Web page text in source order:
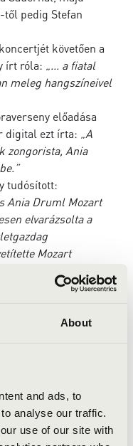
About
and ads, to
analyse our traffic.
use of our site with
pedig Stefan
koncertjét követően a
írt róla: „... a fiatal
meleg hangszíneivel
előadása
digital ezt írta: „A
zongorista, Ania
tudósított:
Ania Druml Mozart
elvarázsolta a
Mozart
vezették a fiatal
Beczała, Peter
Igudesman & Joo,
Michael Schade,
Thomas Selditz,